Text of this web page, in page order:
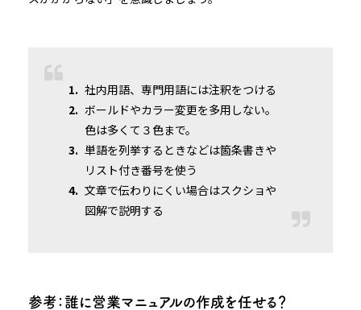
社内用語、専門用語には注釈をつける
ボールドやカラー変更を多用しない。
色は多くて３色まで。
単語を列挙するときなどは箇条書きや
リスト付き番号を使う
文章で伝わりにくい場合はスクショや
図解で説明する
参考：誰に営業マニュアルの作成を任せる？